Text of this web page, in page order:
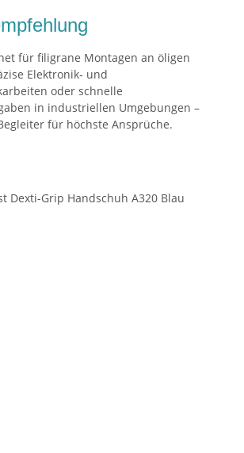
für filigrane Montagen an öligen
Elektronik‑ und
oder schnelle
in industriellen Umgebungen –
für höchste Ansprüche.